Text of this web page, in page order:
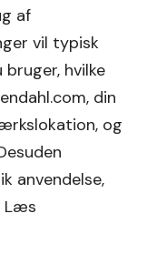
af
vil typisk
hvilke
din
og
anvendelse,
Læs